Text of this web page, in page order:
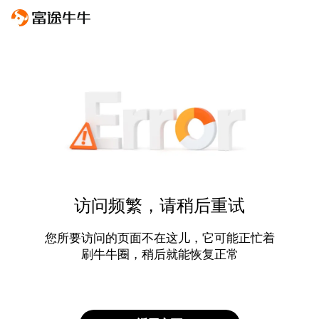
访问频繁，请稍后重试
您所要访问的页面不在这儿，它可能正忙着
刷牛牛圈，稍后就能恢复正常